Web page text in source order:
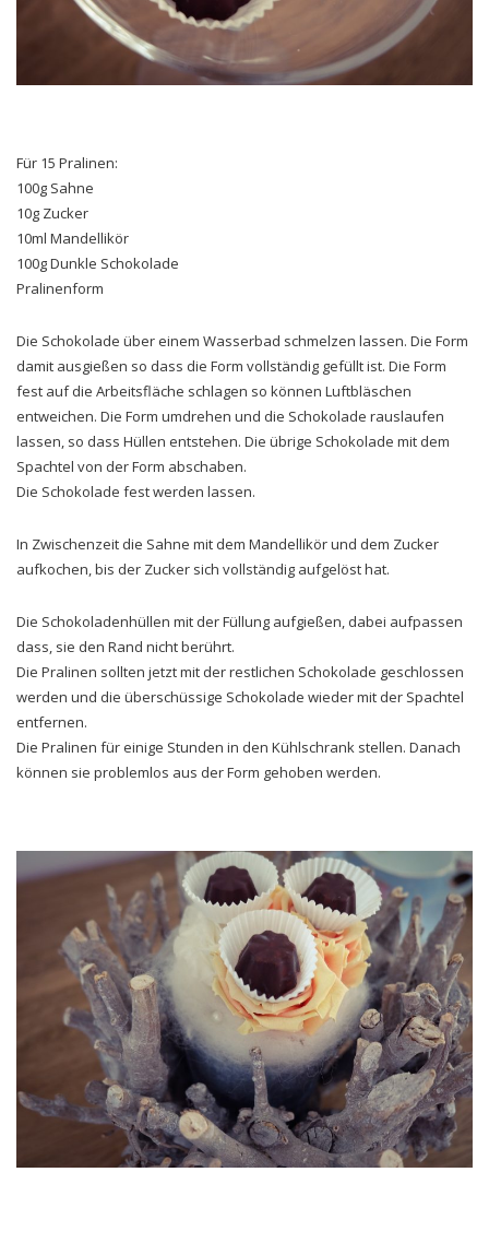
Für 15 Pralinen:
100g Sahne
10g Zucker
10ml Mandellikör
100g Dunkle Schokolade
Pralinenform
Die Schokolade über einem Wasserbad schmelzen lassen. Die Form
damit ausgießen so dass die Form vollständig gefüllt ist. Die Form
fest auf die Arbeitsfläche schlagen so können Luftbläschen
entweichen. Die Form umdrehen und die Schokolade rauslaufen
lassen, so dass Hüllen entstehen. Die übrige Schokolade mit dem
Spachtel von der Form abschaben.
Die Schokolade fest werden lassen.
In Zwischenzeit die Sahne mit dem Mandellikör und dem Zucker
aufkochen, bis der Zucker sich vollständig aufgelöst hat.
Die Schokoladenhüllen mit der Füllung aufgießen, dabei aufpassen
dass, sie den Rand nicht berührt.
Die Pralinen sollten jetzt mit der restlichen Schokolade geschlossen
werden und die überschüssige Schokolade wieder mit der Spachtel
entfernen.
Die Pralinen für einige Stunden in den Kühlschrank stellen. Danach
können sie problemlos aus der Form gehoben werden.